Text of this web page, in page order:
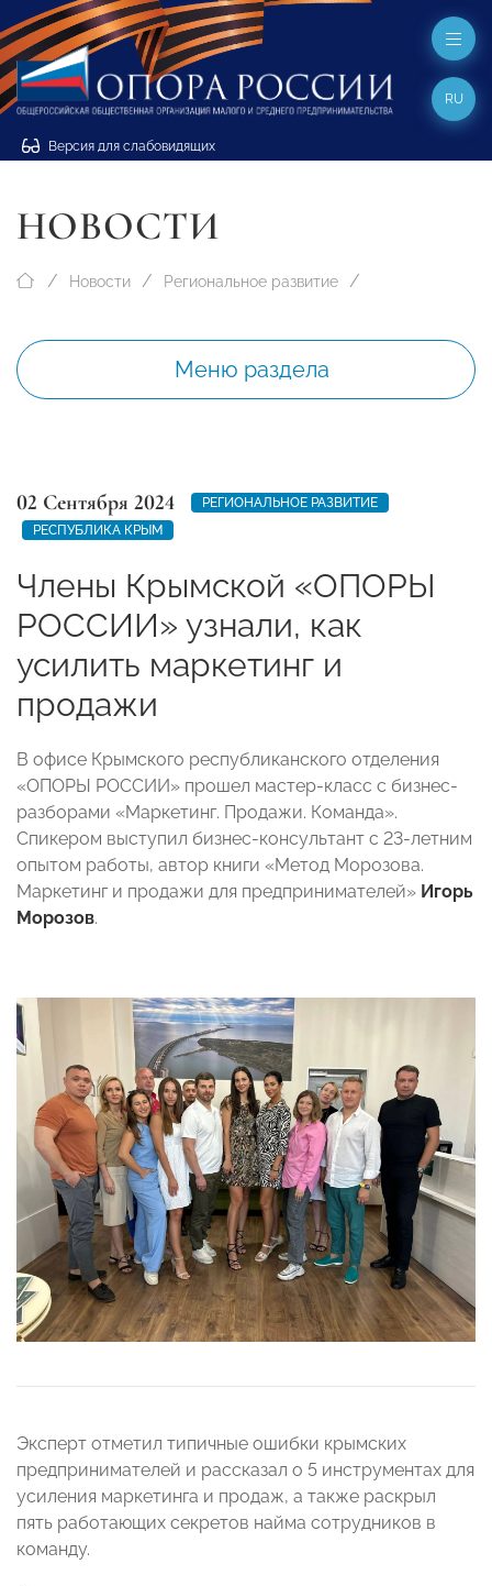
Версия для слабовидящих
RU
НОВОСТИ
Новости Региональное развитие
Меню раздела
02 Сентября 2024
РЕГИОНАЛЬНОЕ РАЗВИТИЕ
РЕСПУБЛИКА КРЫМ
Члены Крымской «ОПОРЫ
РОССИИ» узнали, как
усилить маркетинг и
продажи
В офисе Крымского республиканского отделения
«ОПОРЫ РОССИИ» прошел мастер-класс с бизнес-
разборами «Маркетинг. Продажи. Команда».
Спикером выступил бизнес-консультант с 23-летним
опытом работы, автор книги «Метод Морозова.
Маркетинг и продажи для предпринимателей» Игорь
Морозов.
Эксперт отметил типичные ошибки крымских
предпринимателей и рассказал о 5 инструментах для
усиления маркетинга и продаж, а также раскрыл
пять работающих секретов найма сотрудников в
команду.